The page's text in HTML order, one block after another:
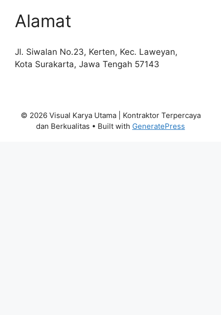
Alamat
Jl. Siwalan No.23, Kerten, Kec. Laweyan,
Kota Surakarta, Jawa Tengah 57143
© 2026 Visual Karya Utama | Kontraktor Terpercaya
dan Berkualitas • Built with GeneratePress